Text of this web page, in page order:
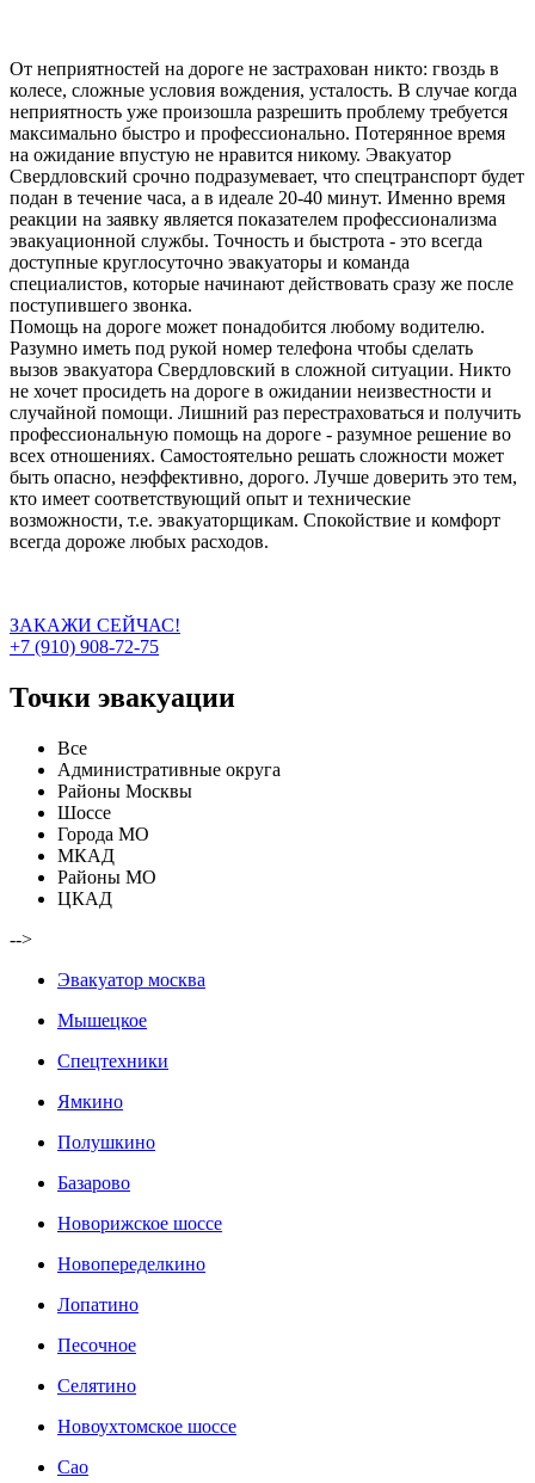
От неприятностей на дороге не застрахован никто: гвоздь в
колесе, сложные условия вождения, усталость. В случае когда
неприятность уже произошла разрешить проблему требуется
максимально быстро и профессионально. Потерянное время
на ожидание впустую не нравится никому. Эвакуатор
Свердловский срочно подразумевает, что спецтранспорт будет
подан в течение часа, а в идеале 20-40 минут. Именно время
реакции на заявку является показателем профессионализма
эвакуационной службы. Точность и быстрота - это всегда
доступные круглосуточно эвакуаторы и команда
специалистов, которые начинают действовать сразу же после
поступившего звонка.
Помощь на дороге может понадобится любому водителю.
Разумно иметь под рукой номер телефона чтобы сделать
вызов эвакуатора Свердловский в сложной ситуации. Никто
не хочет просидеть на дороге в ожидании неизвестности и
случайной помощи. Лишний раз перестраховаться и получить
профессиональную помощь на дороге - разумное решение во
всех отношениях. Самостоятельно решать сложности может
быть опасно, неэффективно, дорого. Лучше доверить это тем,
кто имеет соответствующий опыт и технические
возможности, т.е. эвакуаторщикам. Спокойствие и комфорт
всегда дороже любых расходов.
ЗАКАЖИ СЕЙЧАС!
+7 (910) 908-72-75
Точки эвакуации
Все
Административные округа
Районы Москвы
Шоссе
Города МО
МКАД
Районы МО
ЦКАД
-->
Эвакуатор москва
Мышецкое
Спецтехники
Ямкино
Полушкино
Базарово
Новорижское шоссе
Новопеределкино
Лопатино
Песочное
Селятино
Новоухтомское шоссе
Сао